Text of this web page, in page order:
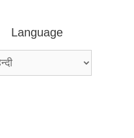
Language